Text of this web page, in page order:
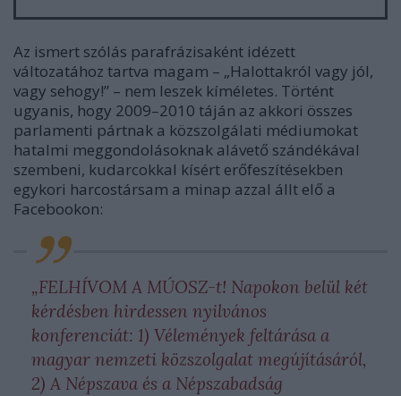
Az ismert szólás parafrázisaként idézett
változatához tartva magam – „Halottakról vagy jól,
vagy sehogy!” – nem leszek kíméletes. Történt
ugyanis, hogy 2009–2010 táján az akkori összes
parlamenti pártnak a közszolgálati médiumokat
hatalmi meggondolásoknak alávető szándékával
szembeni, kudarcokkal kísért erőfeszítésekben
egykori harcostársam a minap azzal állt elő a
Facebookon:
„FELHÍVOM A MÚOSZ-t! Napokon belül két
kérdésben hirdessen nyilvános
konferenciát: 1) Vélemények feltárása a
magyar nemzeti közszolgalat megújításáról,
2) A Népszava és a Népszabadság